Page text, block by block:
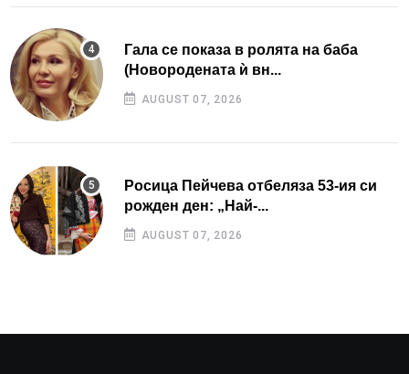
Гала се показа в ролята на баба
(Новородената ѝ вн...
AUGUST 07, 2026
Росица Пейчева отбеляза 53-ия си
рожден ден: „Най-...
AUGUST 07, 2026